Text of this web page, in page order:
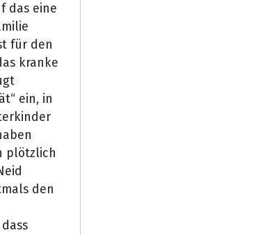
das eine
für den
kranke
ein, in
plötzlich
den